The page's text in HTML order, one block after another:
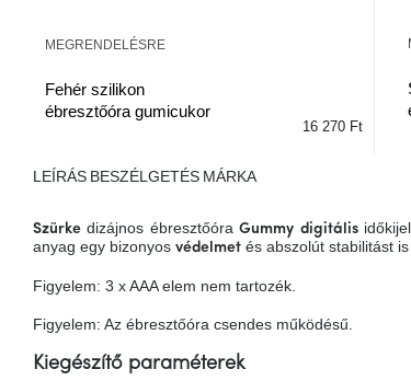
Fehér szilikon
ébresztőóra gumicukor
MEGRENDELÉSRE
16 270 Ft
LEÍRÁS BESZÉLGETÉS MÁRKA
Szürke dizájnos ébresztőóraGummy digitális
anyag egy bizonyos védelmet és abszolút stabilitást
Figyelem: 3 x AAA elem nem tartozék.
Figyelem: Az ébresztőóra csendes működésű.
Kiegészítő paraméterek